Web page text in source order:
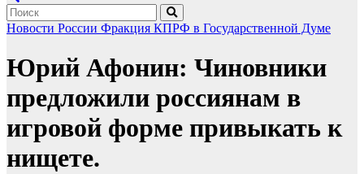
Новости России Фракция КПРФ в Государственной Думе
Юрий Афонин: Чиновники
предложили россиянам в
игровой форме привыкать к
нищете.